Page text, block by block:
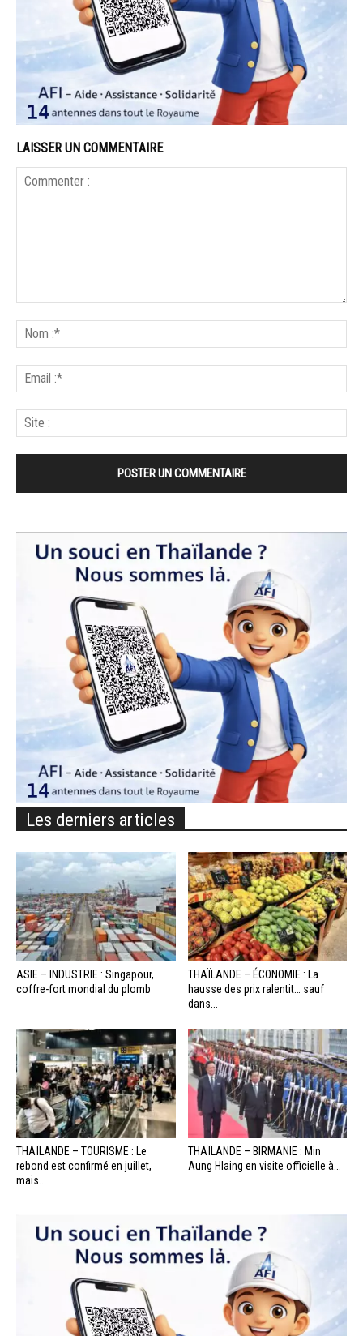
LAISSER UN COMMENTAIRE
Les derniers articles
ASIE – INDUSTRIE : Singapour,
coffre-fort mondial du plomb
THAÏLANDE – ÉCONOMIE : La
hausse des prix ralentit… sauf
dans...
THAÏLANDE – TOURISME : Le
rebond est confirmé en juillet,
mais...
THAÏLANDE – BIRMANIE : Min
Aung Hlaing en visite officielle à...